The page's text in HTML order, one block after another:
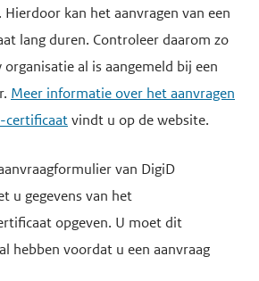
kan het aanvragen van een
lang duren. Controleer daarom zo
al is aangemeld bij een
Meer informatie over het aanvragen
certificaatvindt u op de website.
van DigiD
u gegevens van het
opgeven. U moet dit
hebben voordat u een aanvraag